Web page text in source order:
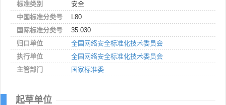
标准类别
安全
中国标准分类号
L80
国际标准分类号
35.030
归口单位
全国网络安全标准化技术委员会
执行单位
全国网络安全标准化技术委员会
主管部门
国家标准委
起草单位